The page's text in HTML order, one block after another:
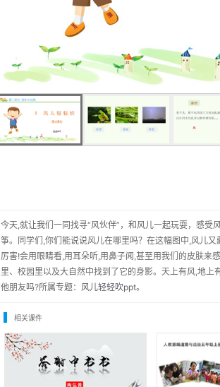
今天,就让我们一同找寻“风伙伴”，和风儿一起玩耍，感
筝。同学们,你们能说说风儿在哪里吗？在这幅图中,风儿
厉害!会用眼睛看,用耳朵听,用鼻子闻,甚至用我们的皮肤来
里、校园里以及大自然中找到了它的身影。天上有风,地
他朋友吗?所属专题： 风儿轻轻吹ppt。
相关课件